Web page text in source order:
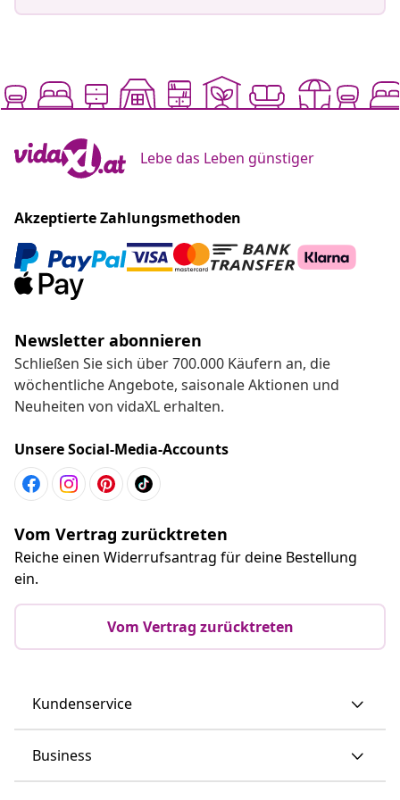
Lebe das Leben günstiger
Akzeptierte Zahlungsmethoden
Newsletter abonnieren
Schließen Sie sich über 700.000 Käufern an, die
wöchentliche Angebote, saisonale Aktionen und
Neuheiten von vidaXL erhalten.
Unsere Social-Media-Accounts
Vom Vertrag zurücktreten
Reiche einen Widerrufsantrag für deine Bestellung
ein.
Vom Vertrag zurücktreten
Kundenservice
Business